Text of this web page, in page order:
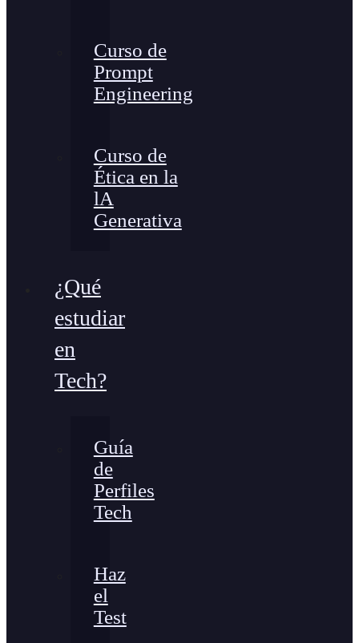
Curso de
Prompt
Engineering
Curso de
Ética en la
lA
Generativa
¿Qué
estudiar
en
Tech?
Guía
de
Perfiles
Tech
Haz
el
Test